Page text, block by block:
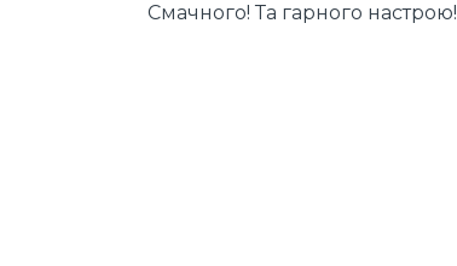
Смачного! Та гарного настрою!